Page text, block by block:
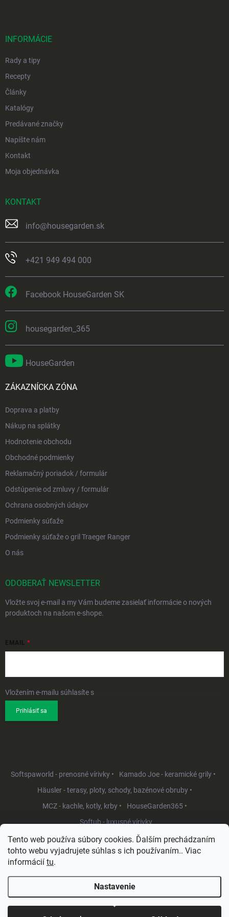
Tento web používa súbory cookies. Ďalším prechádzaním
tohto webu vyjadrujete súhlas s ich používaním.. Viac
informácií tu.
Nastavenie
INFORMÁCIE
Rady a tipy
Recepty
Články
Katalógy
Predávané značky
Napíšte nám
Kontakt
Moja objednávka
KONTAKT
info@housegarden.sk
+421 949 494 000
Facebook HouseGarden SK
housegarden_365
HouseGarden
ZÁKAZNÍCKA ZÓNA
Doprava a platby
Nákup na splátky
Hodnotenie obchodu
Obchodné podmienky
Reklamačný poriadok / formulár
Odstúpenie od zmluvy / formulár
Ochrana osobných údajov
Podmienky súťaže
Podmienky súťaže o gril Traeger Ranger
O nás
ODOBERAŤ NEWSLETTER
Vložte svoj e-mail a my Vám budeme zasielať informácie o nových
produktoch na našom e-shope.
EMAIL
Vložením e-mailu súhlasíte s
Prihlásiť sa
Softspaworld - prenosné vírivky •
Kamado Joe - keramické grily •
Häusler - terasy, ploty, schody, bazénové obruby •
MCZ - kachle, kotly, krby •
HouseGarden365 •
Softub - luxusné vírivky
Copyright 2026HouseGarden.sk. Všetky práva vyhradené.Upraviť